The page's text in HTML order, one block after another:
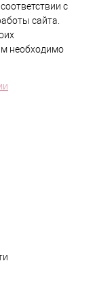
с
сайта.
необходимо